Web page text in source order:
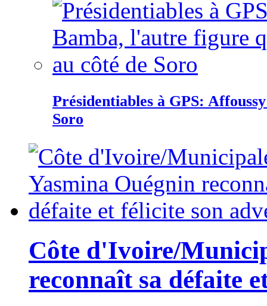
Présidentiables à GPS:
Soro
Côte d'Ivoire/
reconnaît sa défaite